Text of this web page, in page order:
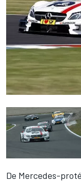
De Mercedes-